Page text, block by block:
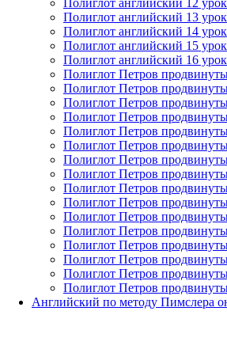
Полиглот английский 12
Полиглот английский 13
Полиглот английский 14
Полиглот английский 15
Полиглот английский 16
Полиглот Петров
Полиглот Петров
Полиглот Петров
Полиглот Петров
Полиглот Петров
Полиглот Петров
Полиглот Петров
Полиглот Петров
Полиглот Петров
Полиглот Петров
Полиглот Петров
Полиглот Петров
Полиглот Петров
Полиглот Петров
Полиглот Петров
Полиглот Петров
Английский по методу Пимслера